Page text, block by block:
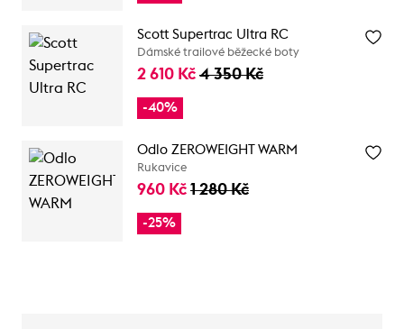
Scott Supertrac Ultra RC
Dámské trailové běžecké boty
2 610 Kč 4 350 Kč
-40%
Odlo ZEROWEIGHT WARM
Rukavice
960 Kč 1 280 Kč
-25%